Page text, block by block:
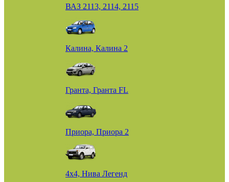
ВАЗ 2113, 2114, 2115
Калина, Калина 2
Гранта, Гранта FL
Приора, Приора 2
4х4, Нива Легенд